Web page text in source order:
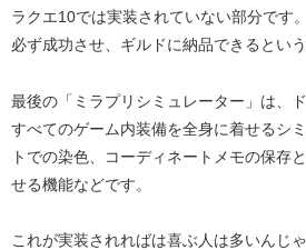
ラクエ10では実装されていない部分です
必ず成功させ、ギルドに納品できるとい
最後の「ミラプリシミュレーター」は、
すべてのゲーム内装備を全身に着せるシ
トでの染色、コーディネートメモの保存
せる機能などです。
これが実装されればは喜ぶ人は多いんじ